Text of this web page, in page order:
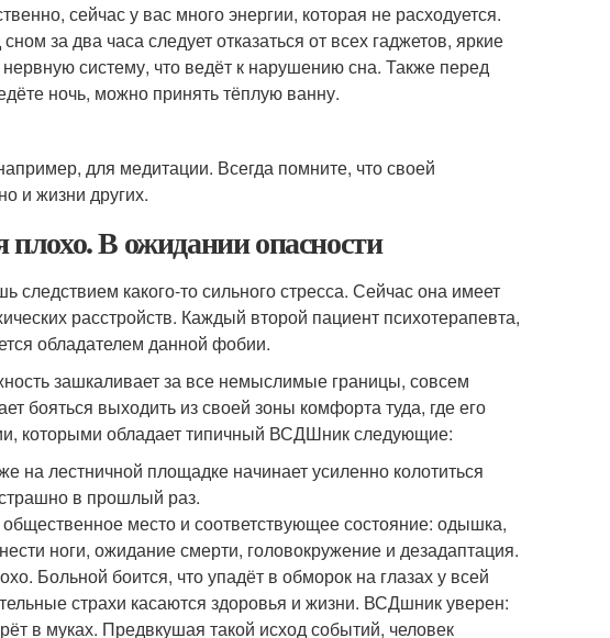
сейчас у вас много энергии, которая не расходуется.
за два часа следует отказаться от всех гаджетов, яркие
систему, что ведёт к нарушению сна. Также перед
ночь, можно принять тёплую ванну.
для медитации. Всегда помните, что своей
и жизни других.
В ожидании опасности
какого-то сильного стресса. Сейчас она имеет
расстройств. Каждый второй пациент психотерапевта,
обладателем данной фобии.
зашкаливает за все немыслимые границы, совсем
бояться выходить из своей зоны комфорта туда, где его
которыми обладает типичный ВСДШник следующие:
на лестничной площадке начинает усиленно колотиться
в прошлый раз.
место и соответствующее состояние: одышка,
ноги, ожидание смерти, головокружение и дезадаптация.
Больной боится, что упадёт в обморок на глазах у всей
страхи касаются здоровья и жизни. ВСДшник уверен:
в муках. Предвкушая такой исход событий, человек